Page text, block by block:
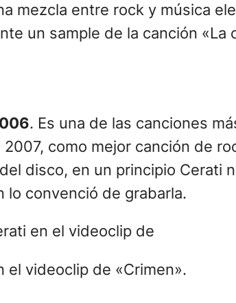
mezcla entre rock y música
un sample de la canción «La
. Es una de las canciones
como mejor canción de
disco, en un principio Cerati
lo convenció de grabarla.
el videoclip de «Crimen».